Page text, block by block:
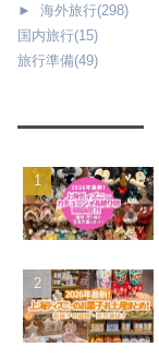
►
海外旅行(298)
国内旅行(15)
旅行準備(49)